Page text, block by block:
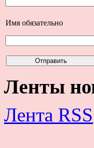
Имя обязательно
Ленты
Лента RSS